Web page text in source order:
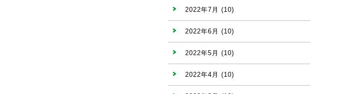
2022年7月 (10)
2022年6月 (10)
2022年5月 (10)
2022年4月 (10)